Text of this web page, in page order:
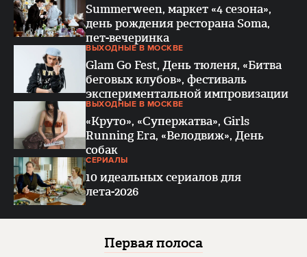
Summerween, маркет «4 сезона»,
день рождения ресторана Soma,
пет-вечеринка
ВЫХОДНЫЕ В МОСКВЕ
Glam Go Fest, День тюленя, «Битва
беговых клубов», фестиваль
экспериментальной импровизации
ВЫХОДНЫЕ В МОСКВЕ
«Круто», «Супержатва», Girls
Running Era, «Велодвиж», День
собак
СЕРИАЛЫ
10 идеальных сериалов для
лета-2026
Первая полоса